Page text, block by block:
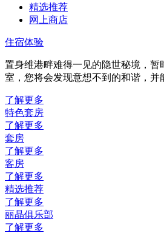
精选推荐
网上商店
住宿体验
置身维港畔难得一见的隐世秘境，
室，您将会发现意想不到的和谐，并
了解更多
特色套房
了解更多
套房
了解更多
客房
了解更多
精选推荐
了解更多
丽晶俱乐部
了解更多